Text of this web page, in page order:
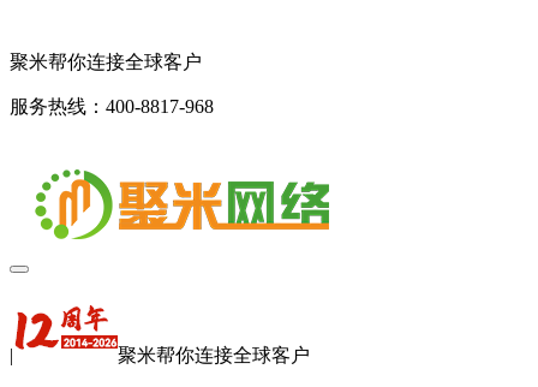
聚米帮你连接全球客户
服务热线：400-8817-968
| 聚米帮你连接全球客户